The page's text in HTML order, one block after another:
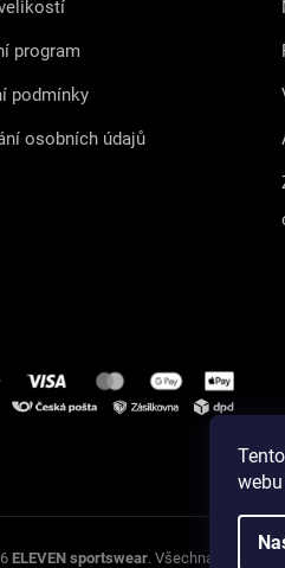
program
podmínky
osobních údajů
ELEVEN sportswear. Všechna práva